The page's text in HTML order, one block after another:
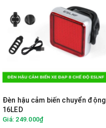
Đèn hậu cảm biến chuyển động
16LED
Giá: 249.000₫